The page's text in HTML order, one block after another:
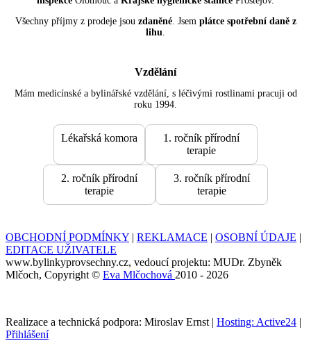
Všechny příjmy z prodeje jsou zdaněné. Jsem plátce spotřební daně z
lihu.
Vzdělání
Mám medicínské a bylinářské vzdělání, s léčivými rostlinami pracuji od
roku 1994.
Lékařská komora
1. ročník přírodní
terapie
2. ročník přírodní
terapie
3. ročník přírodní
terapie
OBCHODNÍ PODMÍNKY | REKLAMACE | OSOBNÍ ÚDAJE |
EDITACE UŽIVATELE
www.bylinkyprovsechny.cz, vedoucí projektu: MUDr. Zbyněk
Mlčoch, Copyright © Eva Mlčochová 2010 - 2026
Realizace a technická podpora: Miroslav Ernst | Hosting: Active24 |
Přihlášení